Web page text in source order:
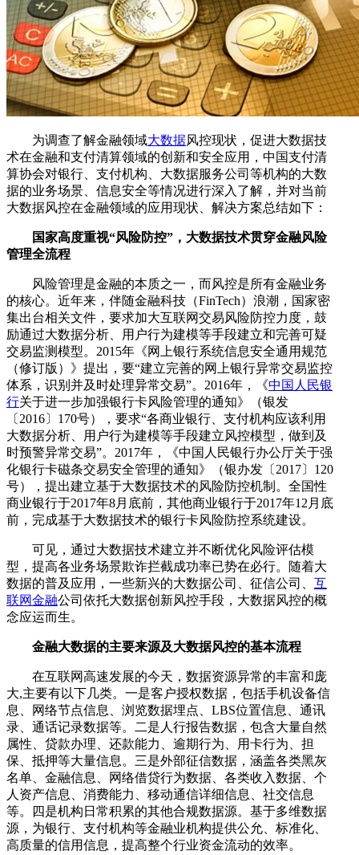
为调查了解金融领域大数据风控现状，促进大数据技
术在金融和支付清算领域的创新和安全应用，中国支付清
算协会对银行、支付机构、大数据服务公司等机构的大数
据的业务场景、信息安全等情况进行深入了解，并对当前
大数据风控在金融领域的应用现状、解决方案总结如下：
国家高度重视“风险防控”，大数据技术贯穿金融风险
管理全流程
风险管理是金融的本质之一，而风控是所有金融业务
的核心。近年来，伴随金融科技（FinTech）浪潮，国家密
集出台相关文件，要求加大互联网交易风险防控力度，鼓
励通过大数据分析、用户行为建模等手段建立和完善可疑
交易监测模型。2015年《网上银行系统信息安全通用规范
（修订版）》提出，要“建立完善的网上银行异常交易监控
体系，识别并及时处理异常交易”。2016年，《中国人民银
行关于进一步加强银行卡风险管理的通知》（银发
〔2016〕170号），要求“各商业银行、支付机构应该利用
大数据分析、用户行为建模等手段建立风控模型，做到及
时预警异常交易”。2017年，《中国人民银行办公厅关于强
化银行卡磁条交易安全管理的通知》（银办发〔2017〕120
号），提出建立基于大数据技术的风险防控机制。全国性
商业银行于2017年8月底前，其他商业银行于2017年12月底
前，完成基于大数据技术的银行卡风险防控系统建设。
可见，通过大数据技术建立并不断优化风险评估模
型，提高各业务场景欺诈拦截成功率已势在必行。随着大
数据的普及应用，一些新兴的大数据公司、征信公司、 互
联网金融公司依托大数据创新风控手段，大数据风控的概
念应运而生。
金融大数据的主要来源及大数据风控的基本流程
在互联网高速发展的今天，数据资源异常的丰富和庞
大,主要有以下几类。一是客户授权数据，包括手机设备信
息、网络节点信息、浏览数据埋点、LBS位置信息、通讯
录、通话记录数据等。二是人行报告数据，包含大量自然
属性、贷款办理、还款能力、逾期行为、用卡行为、担
保、抵押等大量信息。三是外部征信数据，涵盖各类黑灰
名单、金融信息、网络借贷行为数据、各类收入数据、个
人资产信息、消费能力、移动通信详细信息、社交信息
等。四是机构日常积累的其他合规数据源。基于多维数据
源，为银行、支付机构等金融业机构提供公允、标准化、
高质量的信用信息，提高整个行业资金流动的效率。